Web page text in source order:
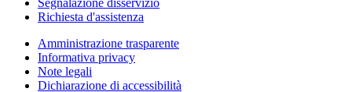
Segnalazione disservizio
Richiesta d'assistenza
Amministrazione trasparente
Informativa privacy
Note legali
Dichiarazione di accessibilità